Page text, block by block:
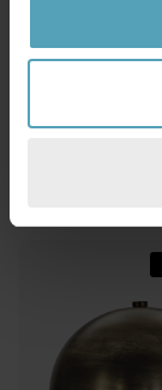
HOUSE DOCTOR